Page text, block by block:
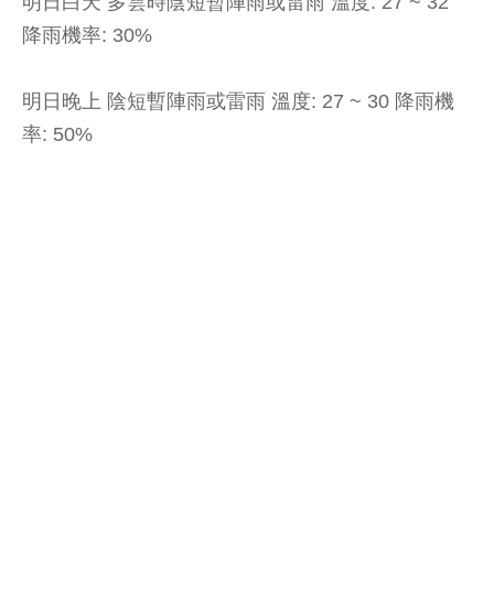
降雨機率: 30%
明日晚上 陰短暫陣雨或雷雨 溫度: 27 ~ 30 降雨機
率: 50%